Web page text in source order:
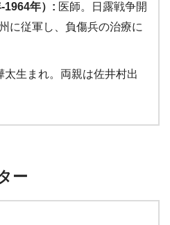
1964年）: 医師。日露戦争開
に従軍し、負傷兵の治療に
太生まれ。両親は佐井村出
ー